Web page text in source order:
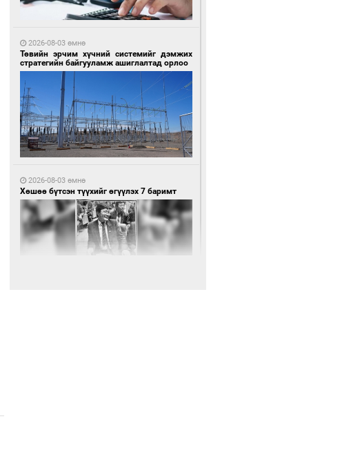
Автобензин, дизель түлшний онцгой албан
татварыг тэглэлээ
17 цагийн өмнө өмнө
Санхүүгийн хэмнэлтийн горимд эрүүл
мэндийн салбар хамаарахгүй
2026-08-03 өмнө
Төвийн эрчим хүчний системийг дэмжих
стратегийн байгууламж ашиглалтад орлоо
2026-08-03 өмнө
Хөшөө бүтсэн түүхийг өгүүлэх 7 баримт